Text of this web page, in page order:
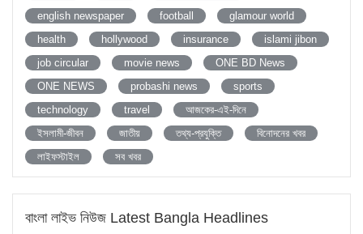
english newspaper
football
glamour world
health
hollywood insurance
islami jibon
job circular
movie news
ONE BD News
ONE NEWS
probashi news
sports
technology
travel
আজকের-এই-দিনে
ইসলামী-জীবন
জাতীয় তথ্য-প্রযুক্তি
বিনোদনের খবর
লাইফস্টাইল
সব খবর
বাংলা লাইভ নিউজ Latest Bangla Headlines